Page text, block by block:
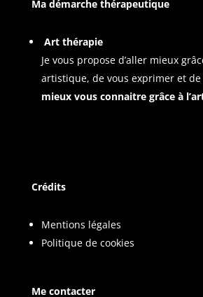
Ma démarche thérapeutique
Art thérapie
Je vous propose d’aller mieux
artistique, de vous exprimer et
mieux vous connaitre grâce à
Crédits
Mentions légales
Politique de cookies
Me contacter